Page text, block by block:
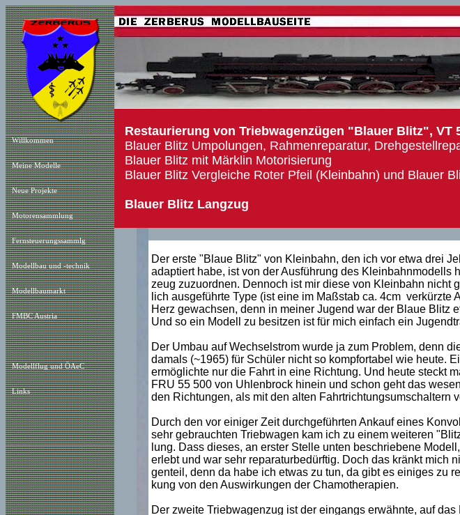
Willkommen
Meine Modelle
Neue Projekte
Motorensammlung
Fernsteuerungssammlg
Modellbau und -technik
Modellbaumarkt
FMBC Austria
Modellflug und ÖAeC
Links
Restaurierung von Triebwagenzügen "Blauer Blitz", VT
Blauer Blitz Umpolungen, Rahmenreparatur,
Blauer Blitz mit Märklin Motorisierung
Blauer Blitz Vergleiche Roter Pfeil (Kleinbahn) und Blauer
Blauer Blitz Langzug
Der erste "Blaue Blitz" von Kleinbahn, den ich vor etwa drei
adaptiert habe, ist von der Ausführung des Kleinbahnmodells
zeug zuzuordnen. Dennoch ist mir diese von Kleinbahn nicht
lich ausgeführte Type (ist eine im Maßstab ca. 4cm verkürzte
Herz gewachsen, denn in meiner Jugend war der Blaue Blitz
Und so ein Modell zu besitzen ist für mich einfach ein
Der Umbau auf Wechselstrom wurde ja zum Problem, denn
damals (~1965) für Schüler nicht so kompfortabel wie heute.
ermöglichte nur die Fahrt in eine Richtung. Und heute steckt
FRU 55 500 von Uhlenbrock hinein und schon geht das
den Richtungen, als mit den alten Fahrtrichtungsumschaltern
Durch den vor einiger Zeit durchgeführten Ankauf eines
sehr gebrauchten Triebwagen kam ich zu einem weiteren
lung. Dass dieses, an erster Stelle unten beschriebene
erlebt und war sehr reparaturbedürftig. Doch das kränkt mich
genteil, denn da habe ich etwas zu tun, da gibt es einiges zu
kung von den Auswirkungen der Chamotherapien.
Der zweite Triebwagenzug ist der eingangs erwähnte, auf das